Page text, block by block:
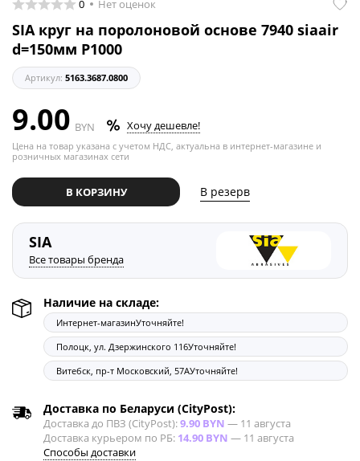
0 Нет оценок
SIA круг на поролоновой основе 7940 siaair
d=150мм Р1000
Артикул: 5163.3687.0800
9.00 BYN Хочу дешевле!
Цена на товар указана с учетом НДС, актуальна в интернет-магазине и
розничных магазинах сети
В КОРЗИНУ В резерв
SIA
Все товары бренда
Наличие на складе:
Интернет-магазинУточняйте!
Полоцк, ул. Дзержинского 116Уточняйте!
Витебск, пр-т Московский, 57АУточняйте!
Доставка по Беларуси (CityPost):
Доставка до ПВЗ (CityPost):9.90 BYN — 11 августа
Доставка курьером по РБ: 14.90 BYN — 11 августа
Способы доставки